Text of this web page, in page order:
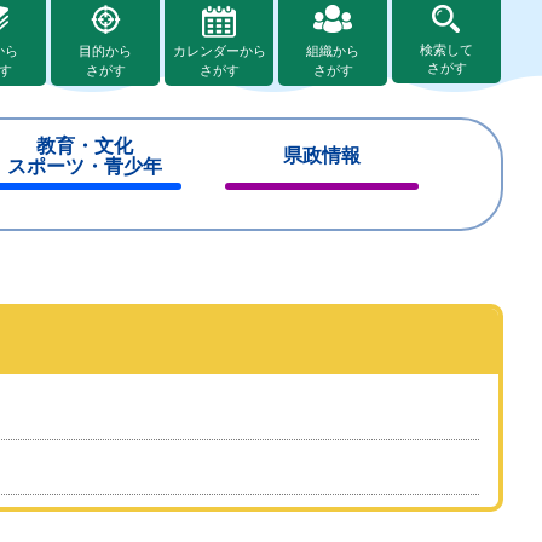
ら
目的から
さがす
カレンダーから
さがす
組織から
さがす
検索して
さがす
教育・文化
スポーツ・青少年
県政情報
じ